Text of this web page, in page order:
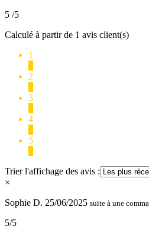
5 /5
Calculé à partir de 1 avis client(s)
1
2
3
4
5
Trier l'affichage des avis :
×
Sophie D. 25/06/2025 suite à une
5/5